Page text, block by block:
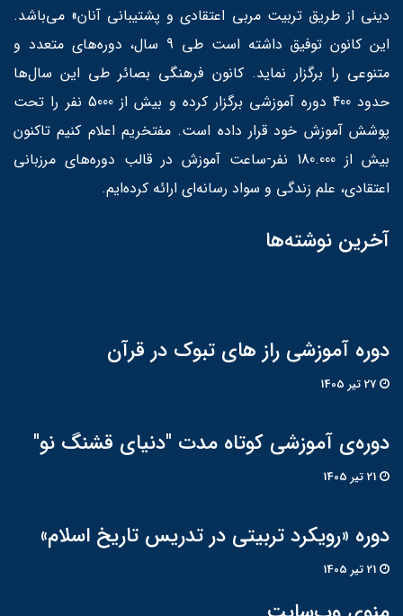
دینی از طریق تربیت مربی اعتقادی و پشتیبانی آنان» می‌باشد.
این کانون توفیق داشته است طی 9 سال، دوره‌های متعدد و
متنوعی را برگزار نماید. کانون فرهنگی بصائر طی این سال‌ها
حدود 400 دوره آموزشی برگزار کرده و بیش از 5000 نفر را تحت
پوشش آموزش خود قرار داده است. مفتخریم اعلام کنیم تاکنون
بیش از 180.000 نفر-ساعت آموزش در قالب دوره‌های مرزبانی
اعتقادی، علم زندگی و سواد رسانه‌ای ارائه کرده‌ایم.
آخرین نوشته‌ها
دوره آموزشی راز های تبوک در قرآن
دوره‌ی آموزشی کوتاه مدت "دنیای قشنگ نو"
دوره «رویکرد تربیتی در تدریس تاریخ اسلام»